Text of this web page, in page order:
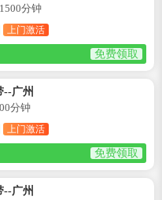
分钟
上门激活
免费领取
--广州
分钟
上门激活
免费领取
--广州